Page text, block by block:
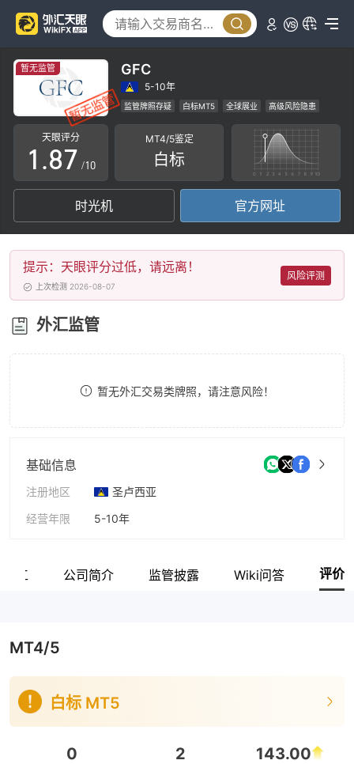
暂无监管 GFC
5-10年
监管牌照存疑 白标MT5 全球展业 高级风险隐患
天眼评分
0
1
2
3
4
5
6
7
.
4
5
6
7
8
9
3
4
5
6
7
8
9
/10
MT4/5鉴定
白标
时光机 官方网址
提示：天眼评分过低，请远离！
上次检测 2026-08-07
风险评测
外汇监管
暂无外汇交易类牌照，请注意风险！
基础信息
注册地区
圣卢西亚
经营年限
5-10年
工 公司简介 监管披露 Wiki问答 评价
MT4/5
白标 MT5
0 2 143.00